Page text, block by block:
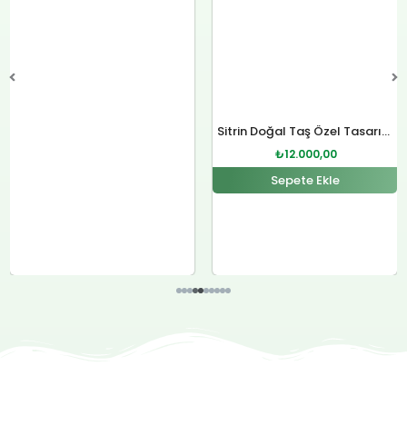
Sitrin Doğal Taş Özel Tasarım Gümüş Kolye
₺12.000,00
Sepete Ekle